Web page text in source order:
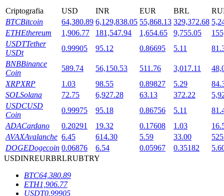
Launchpool
Staking flexível para ganhar tokens populares.
Bloqueios de BTR
Investimentos exclusivos para titulares de BTR
Criptografia USD INR EUR BRL
BTCBitcoin 64,380.89 6,129,838.05 55,868.13 329,372.68
ETHEthereum 1,906.77 181,547.94 1,654.65 9,755.05
USDTTether
USDt
0.99905 95.12 0.86695 5.11
BNBBinance
Coin
589.74 56,150.53 511.76 3,017.11
XRPXRP 1.03 98.55 0.89827 5.29
SOLSolana 72.75 6,927.28 63.13 372.22
USDCUSD
Coin
0.99975 95.18 0.86756 5.11
ADACardano 0.20291 19.32 0.17608 1.03
AVAXAvalanche 6.45 614.30 5.59 33.00
DOGEDogecoin 0.06876 6.54 0.05967 0.35182
USDINREURBRLRUBTRY
BTC64,380.89
ETH1,906.77
USDT0.99905